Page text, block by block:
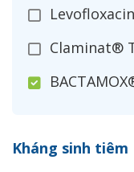
Claminat®
Ceftizoxim®
Kháng sinh tiêm